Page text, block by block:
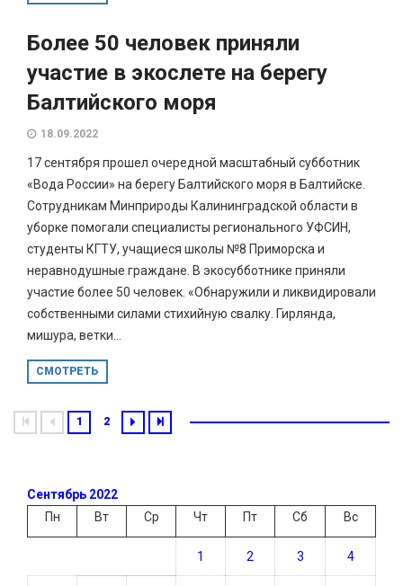
Более 50 человек приняли
участие в экослете на берегу
Балтийского моря
18.09.2022
17 сентября прошел очередной масштабный субботник
«Вода России» на берегу Балтийского моря в Балтийске.
Сотрудникам Минприроды Калининградской области в
уборке помогали специалисты регионального УФСИН,
студенты КГТУ, учащиеся школы №8 Приморска и
неравнодушные граждане. В экосубботнике приняли
участие более 50 человек. «Обнаружили и ликвидировали
собственными силами стихийную свалку. Гирлянда,
мишура, ветки...
СМОТРЕТЬ
1 2
Сентябрь 2022
Пн
Вт Ср Чт Пт Сб Вс
1 2 3 4